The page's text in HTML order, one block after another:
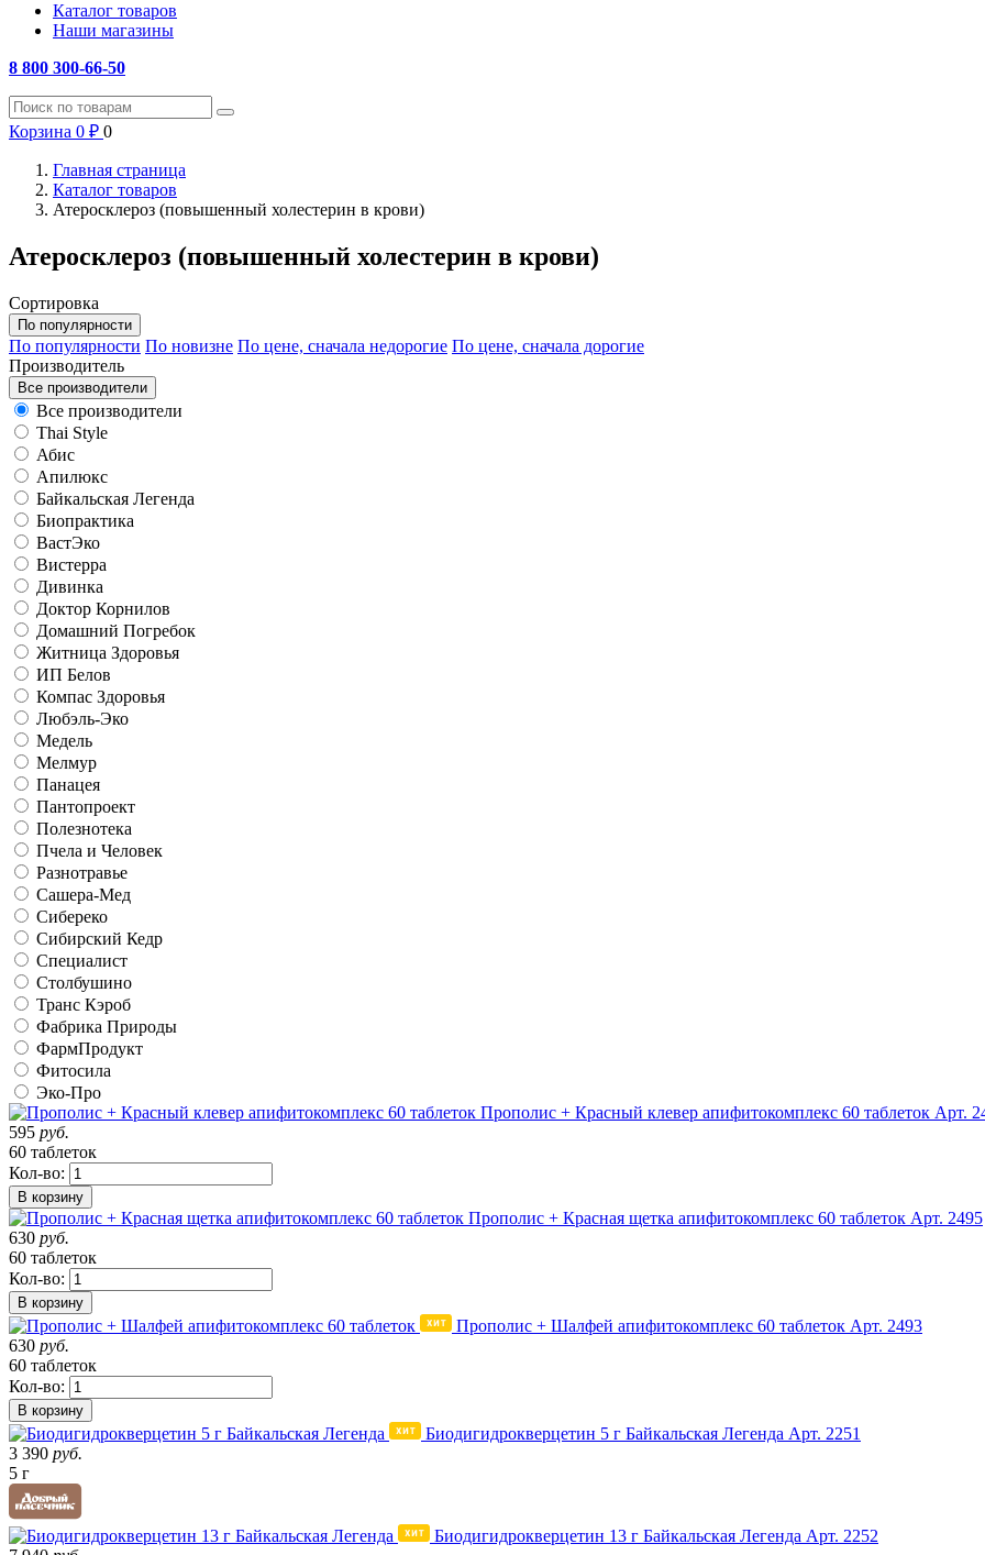
Каталог товаров
Наши магазины
8 800 300-66-50
Корзина 0 ₽ 0
Главная страница
Каталог товаров
Атеросклероз (повышенный холестерин в крови)
Атеросклероз (повышенный холестерин в крови)
Сортировка
По популярности
По популярности По новизне По цене, сначала недорогие По цене, сначала дорогие
Производитель
Все производители
Все производители
Thai Style
Абис
Апилюкс
Байкальская Легенда
Биопрактика
ВастЭко
Вистерра
Дивинка
Доктор Корнилов
Домашний Погребок
Житница Здоровья
ИП Белов
Компас Здоровья
Любэль-Эко
Медель
Мелмур
Панацея
Пантопроект
Полезнотека
Пчела и Человек
Разнотравье
Сашера-Мед
Сибереко
Сибирский Кедр
Специалист
Столбушино
Транс Кэроб
Фабрика Природы
ФармПродукт
Фитосила
Эко-Про
Прополис + Красный клевер апифитокомплекс 60 таблеток Арт.
595 руб.
60 таблеток
Кол-во:
В корзину
Прополис + Красная щетка апифитокомплекс 60 таблеток Арт. 2495
630 руб.
60 таблеток
Кол-во:
В корзину
Прополис + Шалфей апифитокомплекс 60 таблеток Арт. 2493
630 руб.
60 таблеток
Кол-во:
В корзину
Биодигидрокверцетин 5 г Байкальская Легенда Арт. 2251
3 390 руб.
5 г
Биодигидрокверцетин 13 г Байкальская Легенда Арт. 2252